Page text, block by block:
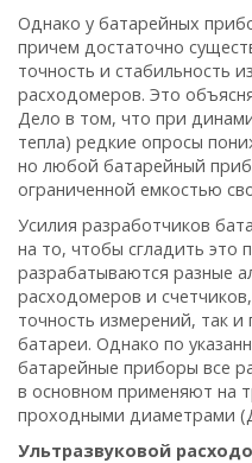
Однако у батарейных
причем достаточно
точность и стабильность
расходомеров. Это
Дело в том, что при
тепла) редкие опросы
но любой батарейный
ограниченной емкостью
Усилия разработчиков
на то, чтобы сгладить это
разрабатываются разные
расходомеров и
точность измерений, так
батареи. Однако по
батарейные приборы все
в основном применяют на
проходными диаметрами
Ультразвуковой